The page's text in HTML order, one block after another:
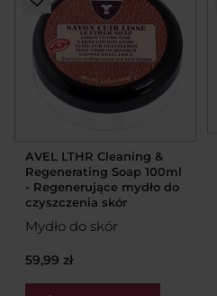
AVEL LTHR Cleaning &
Regenerating Soap 100ml
- Regenerujące mydło do
czyszczenia skór
Mydło do skór
59,99 zł